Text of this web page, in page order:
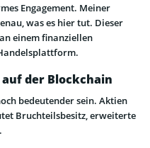
Engagement. Meiner
was es hier tut. Dieser
einem finanziellen
der Blockchain
bedeutender sein. Aktien
Bruchteilsbesitz, erweiterte